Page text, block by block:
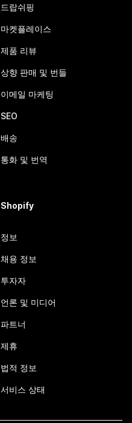
드랍쉬핑
마켓플레이스
제품 리뷰
상향 판매 및 번들
이메일 마케팅
SEO
배송
통화 및 번역
Shopify
정보
채용 정보
투자자
언론 및 미디어
파트너
제휴
법적 정보
서비스 상태